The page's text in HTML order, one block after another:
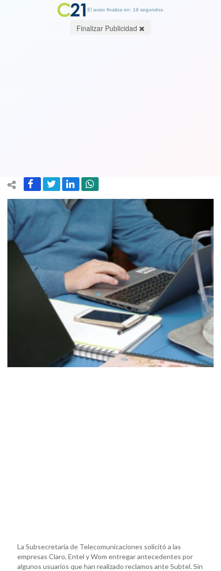
La Subsecretaría de Telecomunicaciones solicitó a las
empresas Claro, Entel y Wom entregar antecedentes por
algunos usuarios que han realizado reclamos ante Subtel. Sin
El aviso finaliza en: 19 segundos.
Finalizar Publicidad